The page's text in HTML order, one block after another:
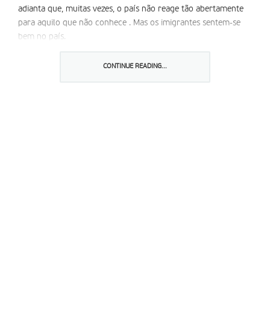
adianta que, muitas vezes, o país não reage tão abertamente
para aquilo que não conhece . Mas os imigrantes sentem-se
bem no país.
CONTINUE READING...